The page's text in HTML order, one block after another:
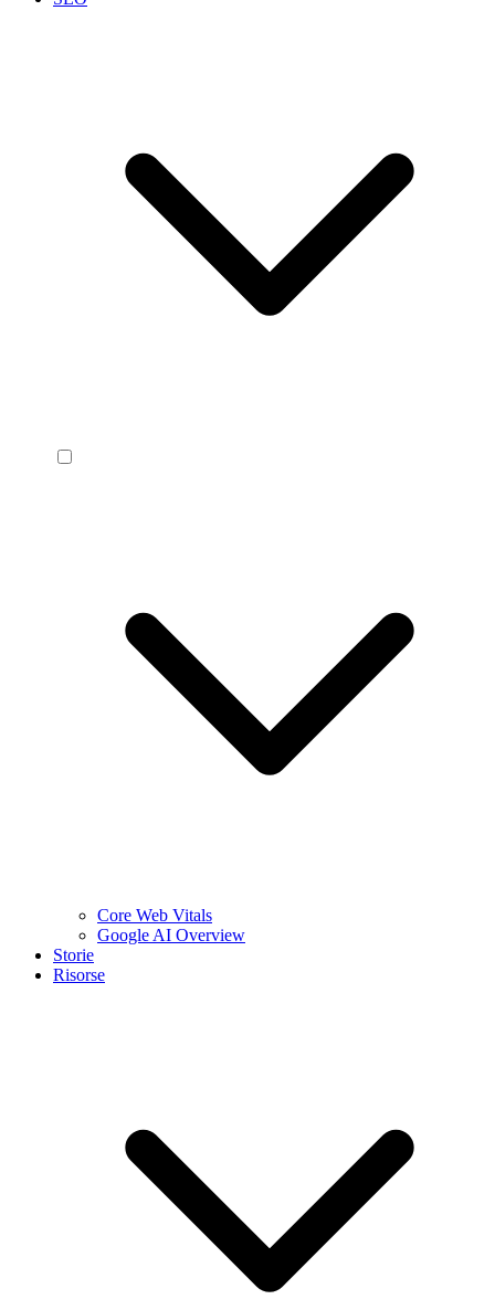
Core Web Vitals
Google AI Overview
Storie
Risorse